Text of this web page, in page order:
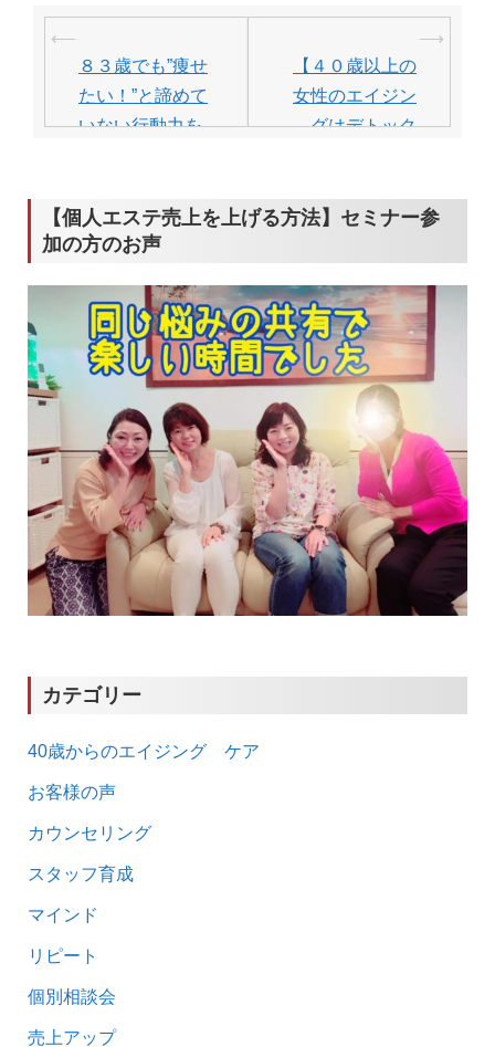
投
ビ
シ
ョ
ン
⟵
８３歳でも”痩せ
たい！”と諦めて
いない行動力を
【４０歳以上の
女性のエイジン
グはデトック
〇！
⟶
【個人エステ売上を上げる方法】セミナー参
加の方のお声
カテゴリー
40歳からのエイジング ケア
お客様の声
カウンセリング
スタッフ育成
マインド
リピート
個別相談会
売上アップ